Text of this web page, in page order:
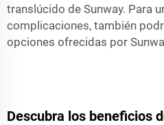
translúcido de Sunway. Para
complicaciones, también
opciones ofrecidas por
Descubra los beneficios